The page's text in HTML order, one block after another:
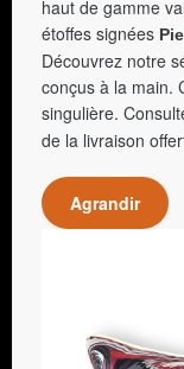
haut de gamme
étoffes signées
Découvrez notre
conçus à la main.
singulière.
de la livraison
Agrandir